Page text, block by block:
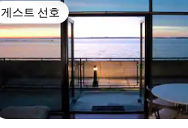
게스트 선호
게스트 선호